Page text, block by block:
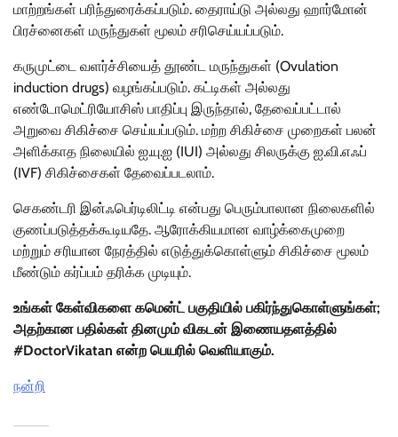
மாற்றங்கள் பரிந்துரைக்கப்படும். தைராய்டு அல்லது ஹார்மோன்
பிரச்னைகள் மருந்துகள் மூலம் சரிசெய்யப்படும்.
கருமுட்டை வளர்ச்சியைத் தூண்ட மருந்துகள் (Ovulation
induction drugs) வழங்கப்படும். கட்டிகள் அல்லது
எண்டோமெட்ரியோசிஸ் பாதிப்பு இருந்தால், தேவைப்பட்டால்
அறுவை சிகிச்சை செய்யப்படும். மற்ற சிகிச்சை முறைகள் பலன்
அளிக்காத நிலையில் ஐ.யு.ஐ (IUI) அல்லது சிலருக்கு ஐ.வி.எஃப்
(IVF) சிகிச்சைகள் தேவைப்படலாம்.
செகண்டரி இன்ஃபெர்டிலிட்டி என்பது பெரும்பாலான நிலைகளில்
குணப்படுத்தக்கூடியதே. ஆரோக்கியமான வாழ்க்கைமுறை
மற்றும் சரியான நேரத்தில் எடுத்துக்கொள்ளும் சிகிச்சை மூலம்
மீண்டும் கர்ப்பம் தரிக்க முடியும்.
உங்கள் கேள்விகளை கமென்ட் பகுதியில் பகிர்ந்துகொள்ளுங்கள்;
அதற்கான பதில்கள் தினமும் விகடன் இணையதளத்தில்
#DoctorVikatan என்ற பெயரில் வெளியாகும்.
நன்றி